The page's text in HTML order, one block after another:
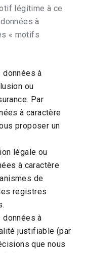
légitime à ce
à
« motifs
données à
ou
Par
à caractère
proposer un
légale ou
à caractère
de
registres
données à
justifiable (par
que nous